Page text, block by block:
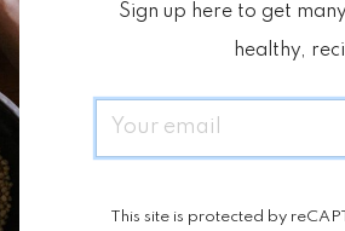
Kaki Diangkat. Pastikan
Sign up here to get
healthy,
Email
This site is protected by